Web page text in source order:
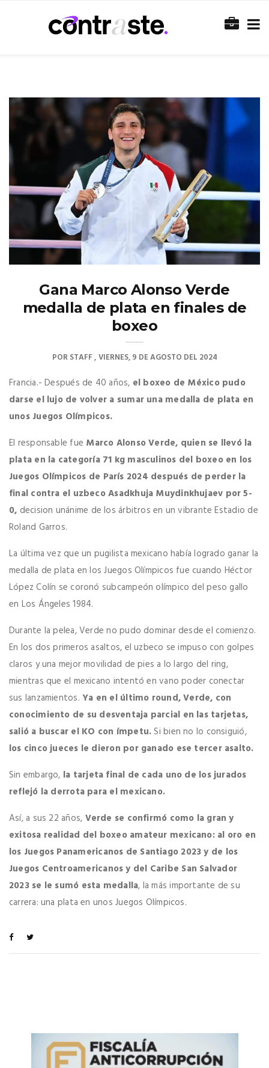
Gana Marco Alonso Verde
medalla de plata en finales de
boxeo
PORSTAFF VIERNES, 9 DE AGOSTO DEL 2024
Francia.- Después de 40 años, el boxeo de México pudo
darse el lujo de volver a sumar una medalla de plata en
unos Juegos Olímpicos.
El responsable fue Marco Alonso Verde, quien se llevó la
plata en la categoría 71 kg masculinos del boxeo en los
Juegos Olímpicos de París 2024 después de perder la
final contra el uzbeco Asadkhuja Muydinkhujaev por 5-
0, decision unánime de los árbitros en un vibrante Estadio de
Roland Garros.
La última vez que un pugilista mexicano había logrado ganar la
medalla de plata en los Juegos Olímpicos fue cuando Héctor
López Colín se coronó subcampeón olímpico del peso gallo
en Los Ángeles 1984.
Durante la pelea, Verde no pudo dominar desde el comienzo.
En los dos primeros asaltos, el uzbeco se impuso con golpes
claros y una mejor movilidad de pies a lo largo del ring,
mientras que el mexicano intentó en vano poder conectar
sus lanzamientos.Ya en el último round, Verde, con
conocimiento de su desventaja parcial en las tarjetas,
salió a buscar el KO con ímpetu.Si bien no lo consiguió,
los cinco jueces le dieron por ganado ese tercer asalto.
Sin embargo, la tarjeta final de cada uno de los jurados
reflejó la derrota para el mexicano.
Así, a sus 22 años, Verde se confirmó como la gran y
exitosa realidad del boxeo amateur mexicano: al oro en
los Juegos Panamericanos de Santiago 2023 y de los
Juegos Centroamericanos y del Caribe San Salvador
2023 se le sumó esta medalla, la más importante de su
carrera: una plata en unos Juegos Olímpicos.